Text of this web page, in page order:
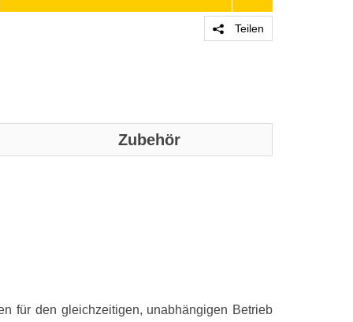
Teilen
Zubehör
für den gleichzeitigen, unabhängigen Betrieb